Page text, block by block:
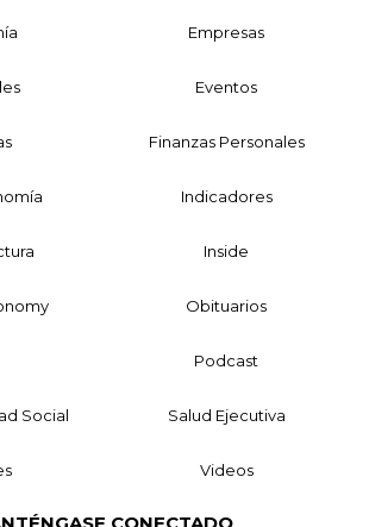
Empresas
Eventos
Finanzas Personales
Indicadores
Inside
Obituarios
Podcast
Social Salud Ejecutiva
Videos